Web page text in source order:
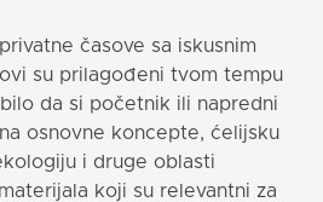
časove sa iskusnim
su prilagođeni tvom tempu
da si početnik ili napredni
osnovne koncepte, ćelijsku
i druge oblasti
koji su relevantni za